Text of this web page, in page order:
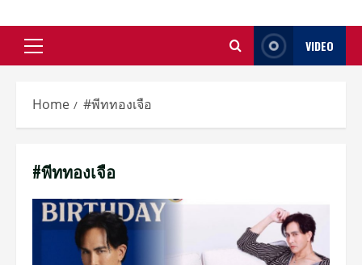
Primary
VIDEO
Home #พีททองเจือ
#พีททองเจือ